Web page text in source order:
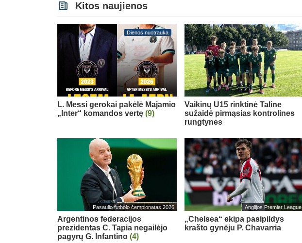
Kitos naujienos
Dienos nuotrauka
L. Messi gerokai pakėlė Majamio
„Inter“ komandos vertę (9)
Vaikinų U15 rinktinė Taline
sužaidė pirmąsias kontrolines
rungtynes
Pasaulio futbolo čempionatas 2026
Argentinos federacijos
prezidentas C. Tapia negailėjo
pagyrų G. Infantino (4)
Anglijos Premier League
„Chelsea“ ekipa pasipildys
krašto gynėju P. Chavarria